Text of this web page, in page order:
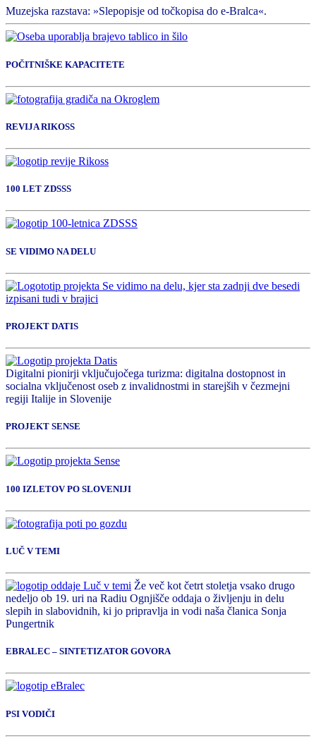
Muzejska razstava: »Slepopisje od točkopisa do e-Bralca«.
POČITNIŠKE KAPACITETE
REVIJA RIKOSS
100 LET ZDSSS
SE VIDIMO NA DELU
PROJEKT DATIS
Digitalni pionirji vključujočega turizma: digitalna dostopnost in
socialna vključenost oseb z invalidnostmi in starejših v čezmejni
regiji Italije in Slovenije
PROJEKT SENSE
100 IZLETOV PO SLOVENIJI
LUČ V TEMI
Že več kot četrt stoletja vsako drugo
nedeljo ob 19. uri na Radiu Ognjišče oddaja o življenju in delu
slepih in slabovidnih, ki jo pripravlja in vodi naša članica Sonja
Pungertnik
EBRALEC – SINTETIZATOR GOVORA
PSI VODIČI